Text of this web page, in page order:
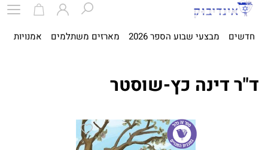
חדשים מבצעי שבוע הספר 2026 מארזים משתלמים אמנויות
ד"ר דינה כץ-שוסטר